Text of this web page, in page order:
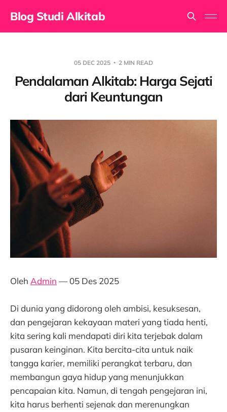
Blog Studi Alkitab
05 DEC 2025 2 MIN READ
Pendalaman Alkitab: Harga Sejati
dari Keuntungan
Oleh Admin — 05 Des 2025
Di dunia yang didorong oleh ambisi, kesuksesan,
dan pengejaran kekayaan materi yang tiada henti,
kita sering kali mendapati diri kita terjebak dalam
pusaran keinginan. Kita bercita-cita untuk naik
tangga karier, memiliki perangkat terbaru, dan
membangun gaya hidup yang menunjukkan
pencapaian kita. Namun, di tengah pengejaran ini,
kita harus berhenti sejenak dan merenungkan